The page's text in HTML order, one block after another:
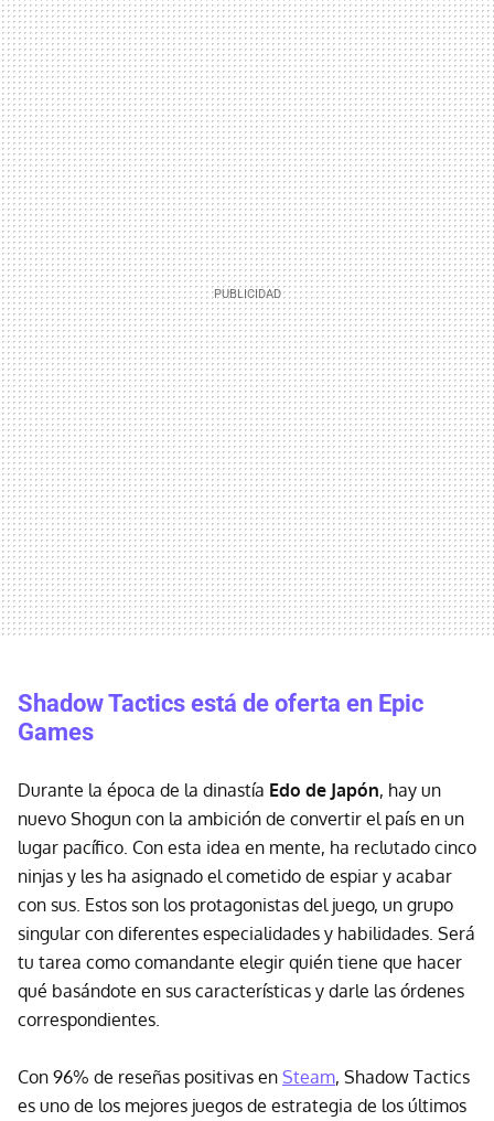
Shadow Tactics está de oferta en Epic
Games
Durante la época de la dinastía Edo de Japón, hay un
nuevo Shogun con la ambición de convertir el país en un
lugar pacífico. Con esta idea en mente, ha reclutado cinco
ninjas y les ha asignado el cometido de espiar y acabar
con sus. Estos son los protagonistas del juego, un grupo
singular con diferentes especialidades y habilidades. Será
tu tarea como comandante elegir quién tiene que hacer
qué basándote en sus características y darle las órdenes
correspondientes.
Con 96% de reseñas positivas en Steam, Shadow Tactics
es uno de los mejores juegos de estrategia de los últimos